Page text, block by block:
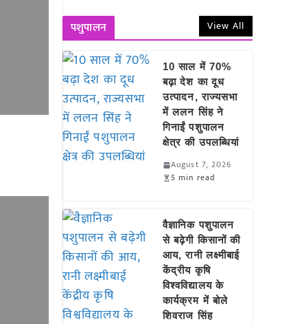
पशुपालन View All
10 साल में 70%
बढ़ा देश का दूध
उत्पादन, राज्यसभा
में ललन सिंह ने
गिनाईं पशुपालन
क्षेत्र की उपलब्धियां
August 7, 2026
5 min read
वैज्ञानिक पशुपालन
से बढ़ेगी किसानों की
आय, रानी लक्ष्मीबाई
केंद्रीय कृषि
विश्वविद्यालय के
कार्यक्रम में बोले
शिवराज सिंह